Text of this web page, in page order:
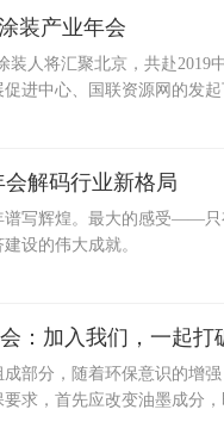
装产业年会
装人将汇聚北京，共赴
进中心、国联资源网的发
会解码行业新格局
谱写辉煌。最大的感受——
设的伟大成就。
：加入我们，一起打
部分，随着环保意识的增
求，首先应改变油墨成分，